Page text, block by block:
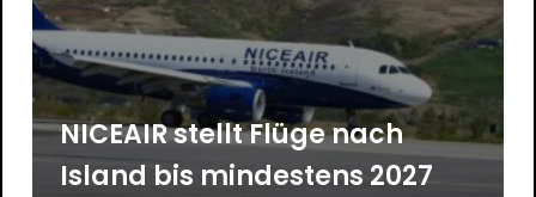
NICEAIR stellt Flüge nach
Island bis mindestens 2027